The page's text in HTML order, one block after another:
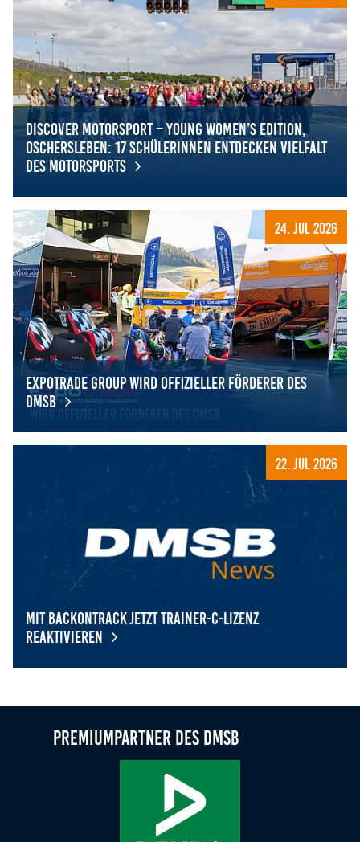
Discover Motorsport – Young Women’s Edition,
Oschersleben: 17 Schülerinnen entdecken Vielfalt
des Motorsports
Discover Motorsport – Young Women’s Edition,
24. Jul 2026
Expotrade Group wird offizieller Förderer des
DMSB
Expotrade Group wird offizieller Förderer des DMSB
22. Jul 2026
Mit BackOnTrack jetzt Trainer-C-Lizenz
reaktivieren
Premiumpartner des DMSB